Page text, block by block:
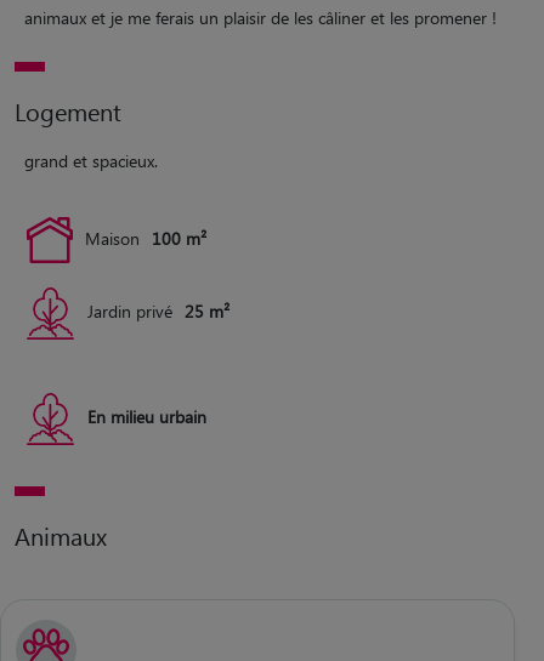
animaux et je me ferais un plaisir de les câliner et les promener !
Logement
grand et spacieux.
Maison 100 m²
Jardin privé 25 m²
En milieu urbain
Animaux